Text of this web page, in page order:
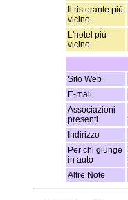
Il ristorante più
vicino
L'hotel più
vicino
Sito Web
E-mail
Associazioni
presenti
Indirizzo
Per chi giunge
in auto
Altre Note